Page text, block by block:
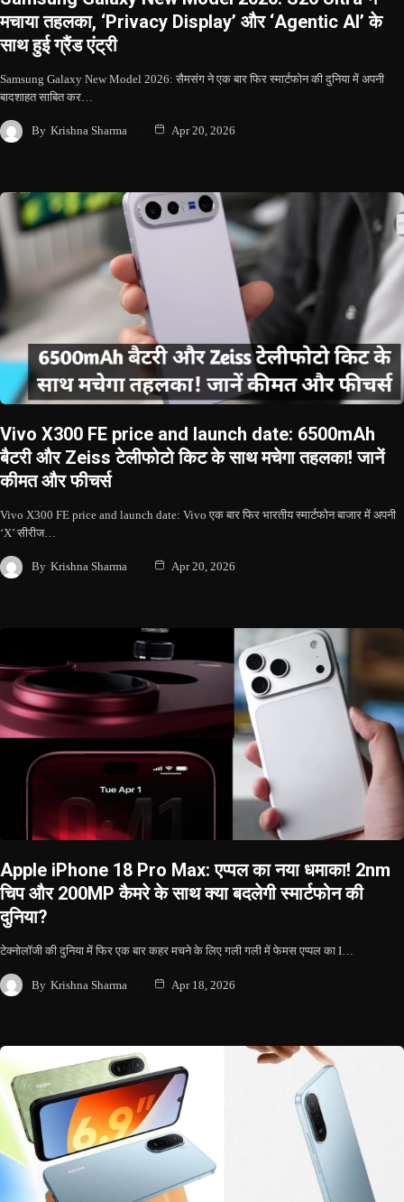
मचाया तहलका, ‘Privacy Display’ और ‘Agentic AI’ के
साथ हुई ग्रैंड एंट्री
Samsung Galaxy New Model 2026: सैमसंग ने एक बार फिर स्मार्टफोन की दुनिया में अपनी
बादशाहत साबित कर…
By Krishna Sharma Apr 20, 2026
Vivo X300 FE price and launch date: 6500mAh
बैटरी और Zeiss टेलीफोटो किट के साथ मचेगा तहलका! जानें
कीमत और फीचर्स
Vivo X300 FE price and launch date: Vivo एक बार फिर भारतीय स्मार्टफोन बाजार में अपनी
‘X’ सीरीज…
By Krishna Sharma Apr 20, 2026
Apple iPhone 18 Pro Max: एप्पल का नया धमाका! 2nm
चिप और 200MP कैमरे के साथ क्या बदलेगी स्मार्टफोन की
दुनिया?
टेक्नोलॉजी की दुनिया में फिर एक बार कहर मचने के लिए गली गली में फेमस एप्पल का I…
By Krishna Sharma Apr 18, 2026